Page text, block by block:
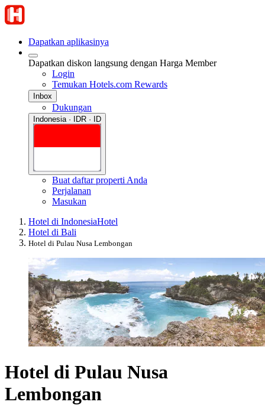
Dapatkan aplikasinya
Dapatkan diskon langsung dengan Harga Member
Login
Temukan Hotels.com Rewards
Inbox
Dukungan
Indonesia · IDR · ID
Buat daftar properti Anda
Perjalanan
Masukan
Hotel di IndonesiaHotel
Hotel di Bali
Hotel di Pulau Nusa Lembongan
Hotel di Pulau Nusa
Lembongan